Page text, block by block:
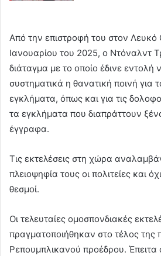
Από την επιστροφή του στον Λευκό
Ιανουαρίου του 2025, ο Ντόναλντ
διάταγμα με το οποίο έδινε εντολή
συστηματικά η θανατική ποινή για
εγκλήματα, όπως και για τις
τα εγκλήματα που διαπράττουν
έγγραφα.
Τις εκτελέσεις στη χώρα
πλειοψηφία τους οι πολιτείες και
θεσμοί.
Οι τελευταίες ομοσπονδιακές
πραγματοποιήθηκαν στο τέλος της
Ρεπουμπλικανού προέδρου. Έπειτα